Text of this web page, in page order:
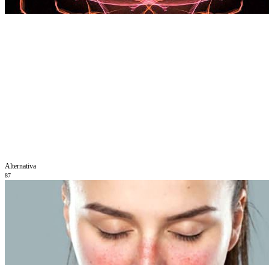
Alternativa
87